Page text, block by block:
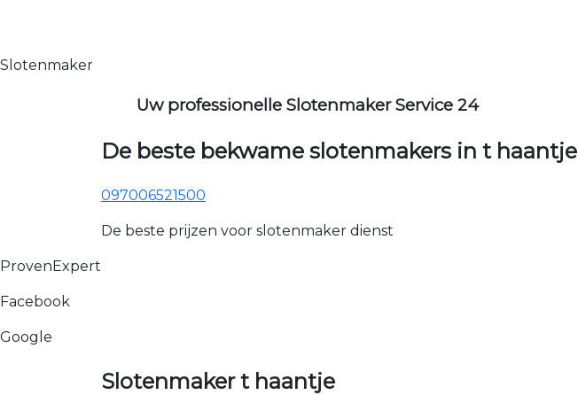
Slotenmaker
Uw professionelle Slotenmaker Service 24
De beste bekwame slotenmakers in t haantje
097006521500
De beste prijzen voor slotenmaker dienst
ProvenExpert
Facebook
Google
Slotenmaker t haantje